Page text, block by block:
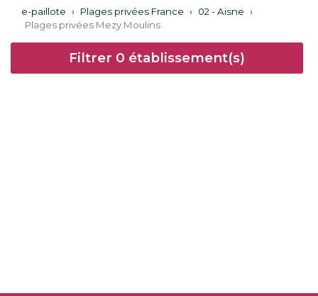
e-paillote › Plages privées France › 02 - Aisne ›
Plages privées Mezy Moulins
Filtrer 0 établissement(s)